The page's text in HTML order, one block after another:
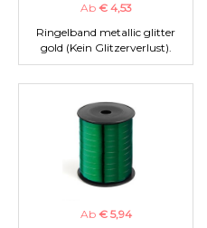
Ab € 4,53
Ringelband metallic glitter
gold (Kein Glitzerverlust).
Ab € 5,94